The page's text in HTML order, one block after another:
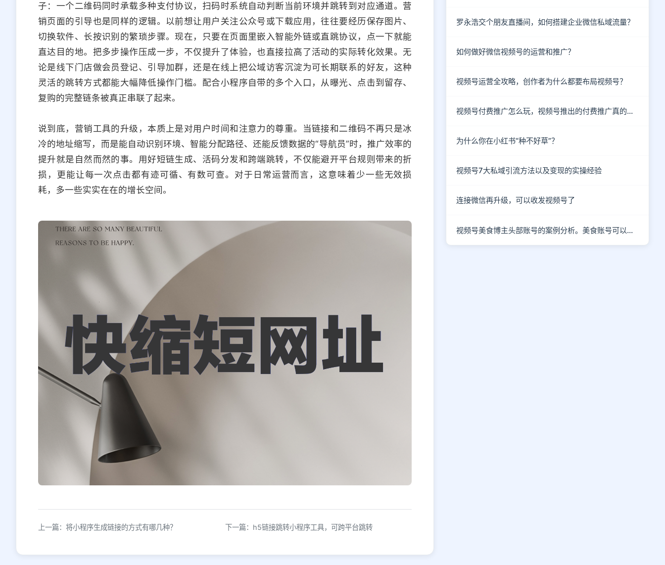
子：一个二维码同时承载多种支付协议，扫码时系统自动判断当前环境并跳转到对应通道。营
销页面的引导也是同样的逻辑。以前想让用户关注公众号或下载应用，往往要经历保存图片、
切换软件、长按识别的繁琐步骤。现在，只要在页面里嵌入智能外链或直跳协议，点一下就能
直达目的地。把多步操作压成一步，不仅提升了体验，也直接拉高了活动的实际转化效果。无
论是线下门店做会员登记、引导加群，还是在线上把公域访客沉淀为可长期联系的好友，这种
灵活的跳转方式都能大幅降低操作门槛。配合小程序自带的多个入口，从曝光、点击到留存、
复购的完整链条被真正串联了起来。
说到底，营销工具的升级，本质上是对用户时间和注意力的尊重。当链接和二维码不再只是冰
冷的地址缩写，而是能自动识别环境、智能分配路径、还能反馈数据的“导航员”时，推广效率的
提升就是自然而然的事。用好短链生成、活码分发和跨端跳转，不仅能避开平台规则带来的折
损，更能让每一次点击都有迹可循、有数可查。对于日常运营而言，这意味着少一些无效损
耗，多一些实实在在的增长空间。
上一篇：将小程序生成链接的方式有哪几种？ 下一篇：h5链接跳转小程序工具，可跨平台跳转
罗永浩交个朋友直播间，如何搭建企业微信私域流量？
如何做好微信视频号的运营和推广？
视频号运营全攻略，创作者为什么都要布局视频号？
视频号付费推广怎么玩，视频号推出的付费推广真的有效吗？
为什么你在小红书“种不好草”？
视频号7大私域引流方法以及变现的实操经验
连接微信再升级，可以收发视频号了
视频号美食博主头部账号的案例分析。美食账号可以做哪些类型的内容？